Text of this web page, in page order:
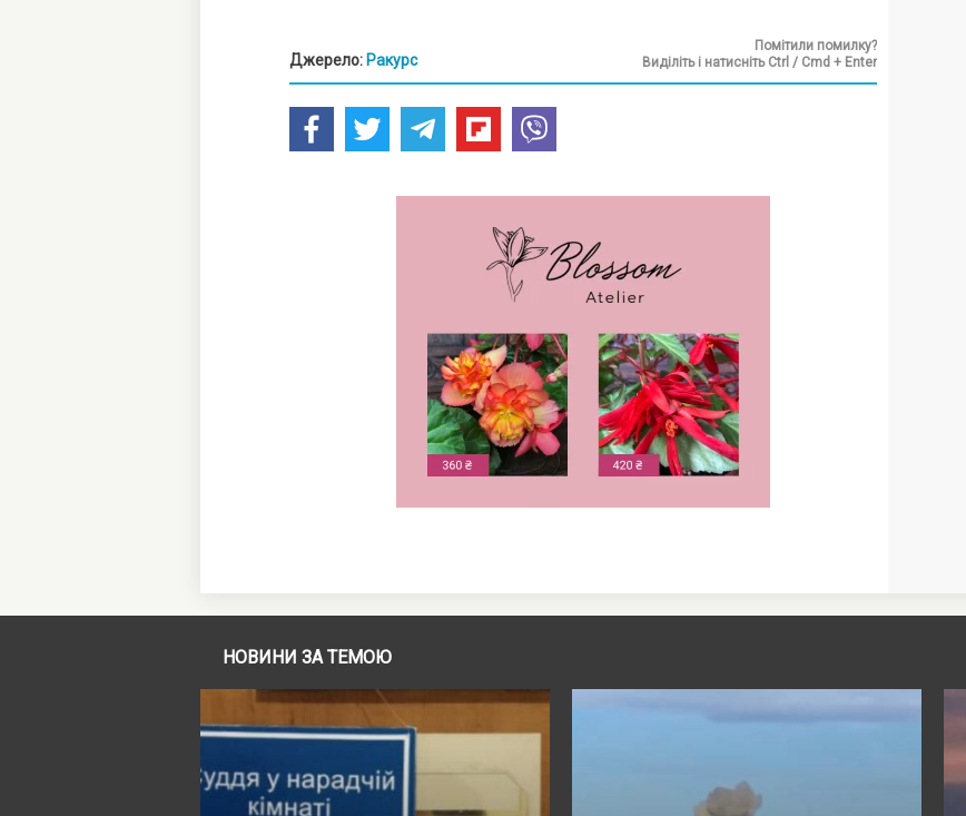
Джерело: Ракурс
Помітили помилку?
Виділіть і натисніть Ctrl / Cmd + Enter
НОВИНИ ЗА ТЕМОЮ